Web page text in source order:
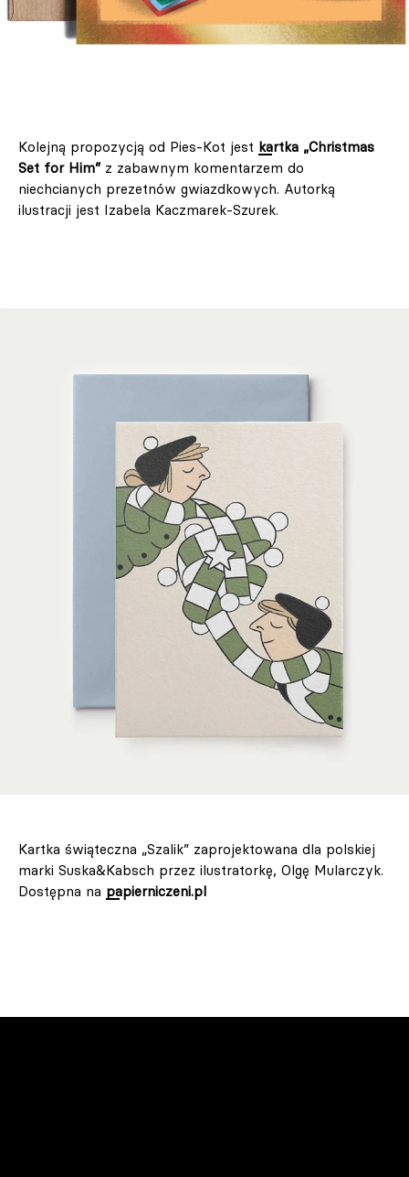
Kolejną propozycją od Pies-Kot jest kartka „Christmas
Set for Him” z zabawnym komentarzem do
niechcianych prezetnów gwiazdkowych. Autorką
ilustracji jest Izabela Kaczmarek-Szurek.
Kartka świąteczna „Szalik” zaprojektowana dla polskiej
marki Suska&Kabsch przez ilustratorkę, Olgę Mularczyk.
Dostępna na papierniczeni.pl